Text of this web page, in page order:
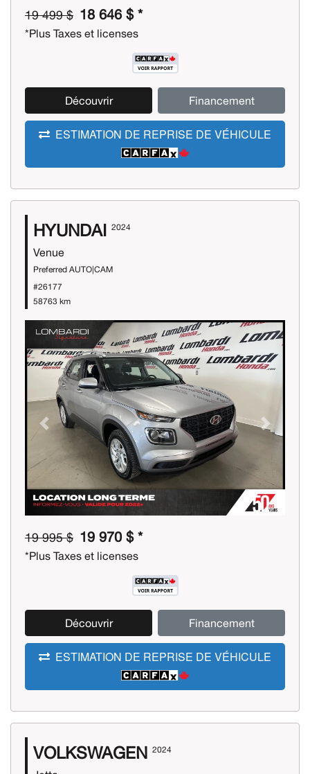
19 499 $ 18 646 $ *
*Plus Taxes et licenses
Découvrir Financement
ESTIMATION DE REPRISE DE VÉHICULE
HYUNDAI 2024
Venue
Preferred AUTO|CAM
#26177
58763 km
Previous Next
19 995 $ 19 970 $ *
*Plus Taxes et licenses
Découvrir Financement
ESTIMATION DE REPRISE DE VÉHICULE
VOLKSWAGEN 2024